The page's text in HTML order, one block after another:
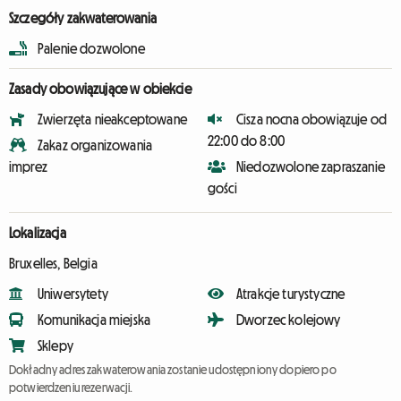
Szczegóły zakwaterowania
Palenie dozwolone
Zasady obowiązujące w obiekcie
Zwierzęta nieakceptowane
Zakaz organizowania
imprez
Cisza nocna obowiązuje od
22:00 do 8:00
Niedozwolone zapraszanie
gości
Lokalizacja
Bruxelles, Belgia
Uniwersytety
Komunikacja miejska
Sklepy
Atrakcje turystyczne
Dworzec kolejowy
Dokładny adres zakwaterowania zostanie udostępniony dopiero po
potwierdzeniu rezerwacji.